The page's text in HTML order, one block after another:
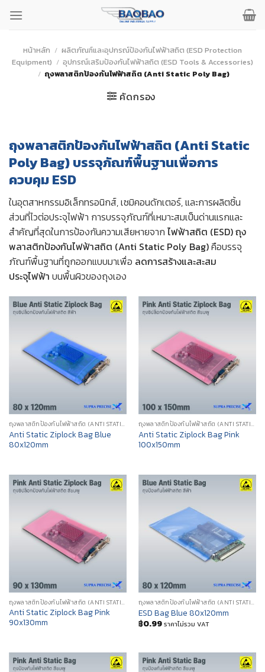
หน้าหลัก / ผลิตภัณฑ์และอุปกรณ์ป้องกันไฟฟ้าสถิต (ESD Protection
Equipment) / อุปกรณ์เสริมป้องกันไฟฟ้าสถิต (ESD Tools & Accessories)
/ ถุงพลาสติกป้องกันไฟฟ้าสถิต (Anti Static Poly Bag)
คัดกรอง
ถุงพลาสติกป้องกันไฟฟ้าสถิต (Anti Static
Poly Bag) บรรจุภัณฑ์พื้นฐานเพื่อการ
ควบคุม ESD
ในอุตสาหกรรมอิเล็กทรอนิกส์, เซมิคอนดักเตอร์, และการผลิตชิ้น
ส่วนที่ไวต่อประจุไฟฟ้า การบรรจุภัณฑ์ที่เหมาะสมเป็นด่านแรกและ
สำคัญที่สุดในการป้องกันความเสียหายจาก ไฟฟ้าสถิต (ESD)ถุง
พลาสติกป้องกันไฟฟ้าสถิต (Anti Static Poly Bag)คือบรรจุ
ภัณฑ์พื้นฐานที่ถูกออกแบบมาเพื่อ ลดการสร้างและสะสม
ประจุไฟฟ้า บนพื้นผิวของถุงเอง
ถุงพลาสติกป้องกันไฟฟ้าสถิต (ANTI STATIC POLY BAG)
Anti Static Ziplock Bag Blue
80x120mm
ถุงพลาสติกป้องกันไฟฟ้าสถิต (ANTI STATIC POLY BAG)
Anti Static Ziplock Bag Pink
100x150mm
ถุงพลาสติกป้องกันไฟฟ้าสถิต (ANTI STATIC POLY BAG)
Anti Static Ziplock Bag Pink
90x130mm
ถุงพลาสติกป้องกันไฟฟ้าสถิต (ANTI STATIC POLY BAG)
ESD Bag Blue 80x120mm
฿0.99 ราคาไม่รวม VAT